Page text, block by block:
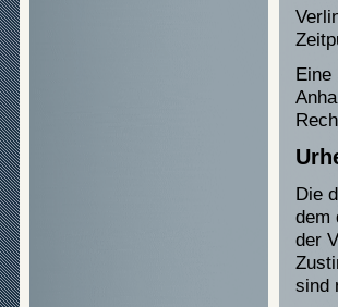
Eine
Die
dem
der
sind